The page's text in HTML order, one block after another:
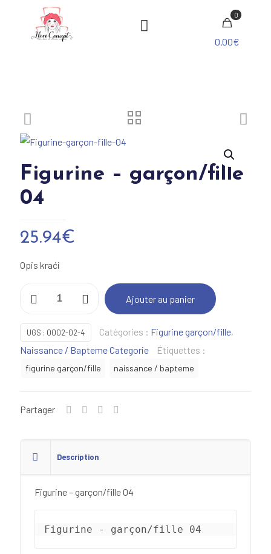
0
0.00€
Figurine – garçon/fille
04
25.94€
Opis kraći
Figurine
-
04
Ajouter au panier
UGS : 0002-02-4 Catégories : Figurine garçon/fille,
Naissance / Bapteme Categorie
Étiquettes :
figurine garçon/fille naissance / bapteme
Partager
Description
Figurine – garçon/fille 04
Figurine - garçon/fille 04